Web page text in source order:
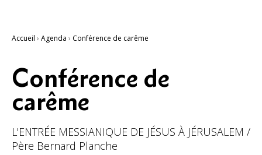
Accueil › Agenda › Conférence de carême
Conférence de
carême
L'ENTRÉE MESSIANIQUE DE JÉSUS À JÉRUSALEM /
Père Bernard Planche